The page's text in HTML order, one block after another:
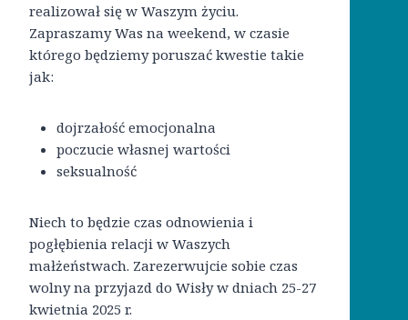
realizował się w Waszym życiu.
Zapraszamy Was na weekend, w czasie
którego będziemy poruszać kwestie takie
jak:
dojrzałość emocjonalna
poczucie własnej wartości
seksualność
Niech to będzie czas odnowienia i
pogłębienia relacji w Waszych
małżeństwach. Zarezerwujcie sobie czas
wolny na przyjazd do Wisły w dniach 25-27
kwietnia 2025 r.